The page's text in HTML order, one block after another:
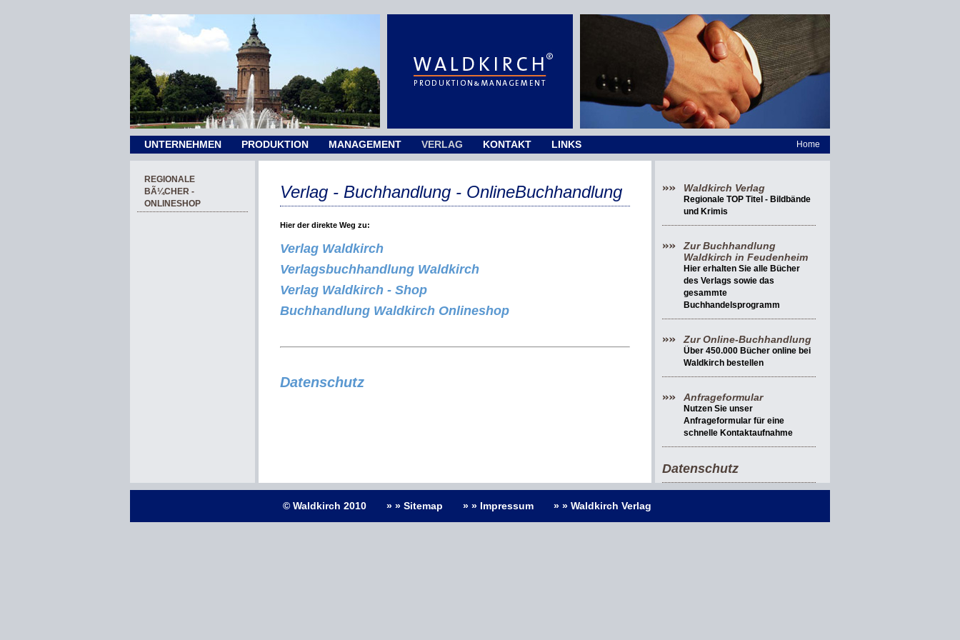
UNTERNEHMEN PRODUKTION MANAGEMENT VERLAG KONTAKT LINKS Home
REGIONALE
BÃ¼CHER -
ONLINESHOP
Verlag - Buchhandlung - OnlineBuchhandlung
Hier der direkte Weg zu:
Verlag Waldkirch
Verlagsbuchhandlung Waldkirch
Verlag Waldkirch - Shop
Buchhandlung Waldkirch Onlineshop
Datenschutz
Waldkirch Verlag
Regionale TOP Titel - Bildbände
und Krimis
Zur Buchhandlung
Waldkirch in Feudenheim
Hier erhalten Sie alle Bücher
des Verlags sowie das
gesammte
Buchhandelsprogramm
Zur Online-Buchhandlung
Über 450.000 Bücher online bei
Waldkirch bestellen
Anfrageformular
Nutzen Sie unser
Anfrageformular für eine
schnelle Kontaktaufnahme
Datenschutz
© Waldkirch 2010 » » Sitemap » » Impressum » » Waldkirch Verlag